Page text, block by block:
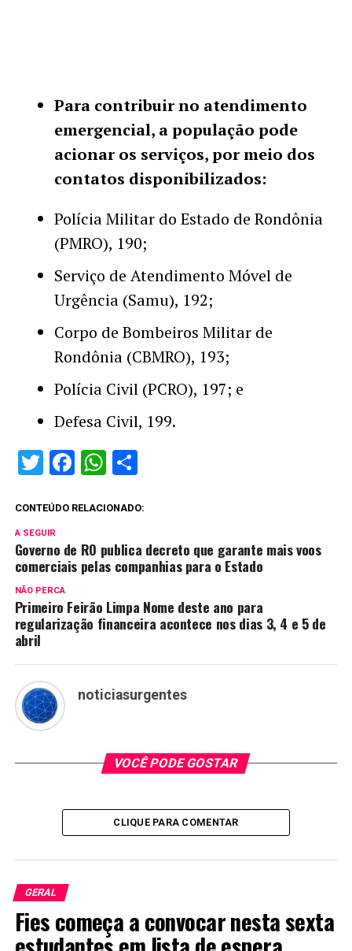
Para contribuir no atendimento
emergencial, a população pode
acionar os serviços, por meio dos
contatos disponibilizados:
Polícia Militar do Estado de Rondônia
(PMRO), 190;
Serviço de Atendimento Móvel de
Urgência (Samu), 192;
Corpo de Bombeiros Militar de
Rondônia (CBMRO), 193;
Polícia Civil (PCRO), 197; e
Defesa Civil, 199.
Twitter
Facebook
WhatsApp
Share
CONTEÚDO RELACIONADO:
A SEGUIR
Governo de RO publica decreto que garante mais voos
comerciais pelas companhias para o Estado
NÃO PERCA
Primeiro Feirão Limpa Nome deste ano para
regularização financeira acontece nos dias 3, 4 e 5 de
abril
noticiasurgentes
VOCÊ PODE GOSTAR
CLIQUE PARA COMENTAR
GERAL
Fies começa a convocar nesta sexta